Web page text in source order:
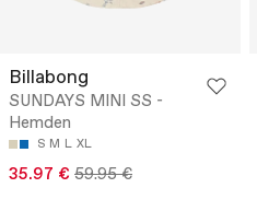
Billabong
SUNDAYS MINI SS -
Hemden
S M L XL
35.97 € 59.95 €